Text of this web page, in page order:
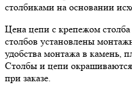
столбиками на основании
Цена цепи с крепежом
столбов установлены
удобства монтажа в камень,
Столбы и цепи
при заказе.